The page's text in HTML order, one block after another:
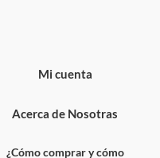
Mi cuenta
Acerca de Nosotras
¿Cómo comprar y cómo